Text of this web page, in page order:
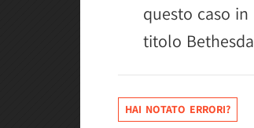
questo caso
titolo
HAI NOTATO ERRORI?